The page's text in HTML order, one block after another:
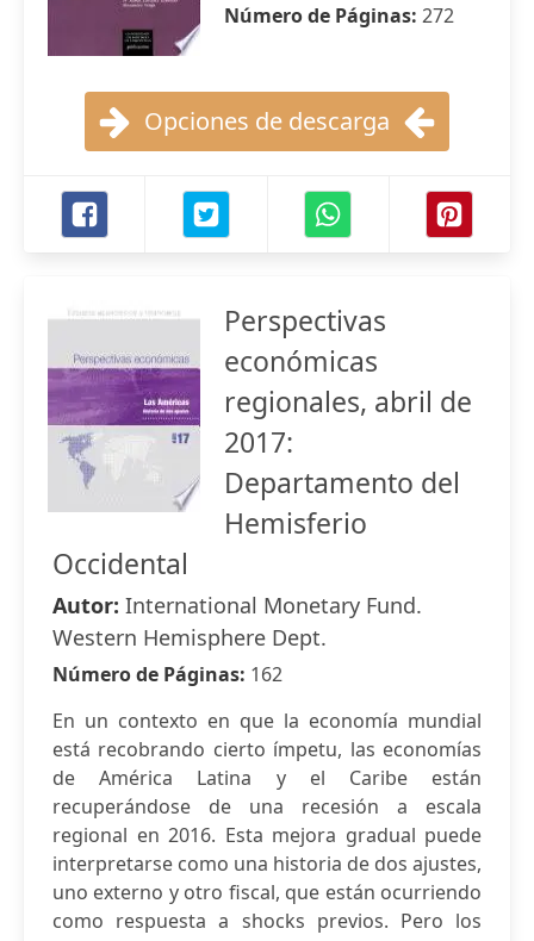
Número de Páginas: 272
Opciones de descarga
Perspectivas
económicas
regionales, abril de
2017:
Departamento del
Hemisferio
Occidental
Autor: International Monetary Fund.
Western Hemisphere Dept.
Número de Páginas: 162
En un contexto en que la economía mundial
está recobrando cierto ímpetu, las economías
de América Latina y el Caribe están
recuperándose de una recesión a escala
regional en 2016. Esta mejora gradual puede
interpretarse como una historia de dos ajustes,
uno externo y otro fiscal, que están ocurriendo
como respuesta a shocks previos. Pero los